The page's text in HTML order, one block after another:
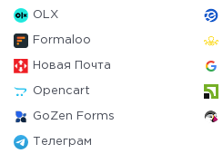
OLX
Formaloo
Новая Почта
Opencart
GoZen Forms
Телеграм